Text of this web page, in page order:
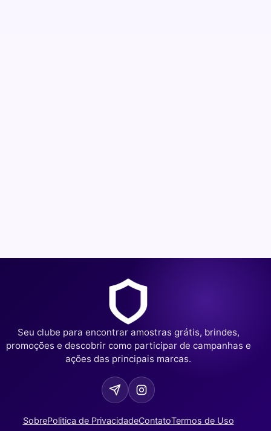
Seu clube para encontrar amostras grátis, brindes,
promoções e descobrir como participar de campanhas e
ações das principais marcas.
SobrePolitica de PrivacidadeContatoTermos de Uso